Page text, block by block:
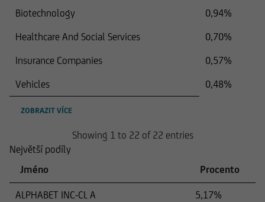
Biotechnology
0,94%
Healthcare And Social Services
0,70%
Insurance Companies
0,57%
Vehicles
0,48%
ZOBRAZIT VÍCE
Showing 1 to 22 of 22 entries
Největší podíly
Jméno
Procento
ALPHABET INC-CL A
5,17%